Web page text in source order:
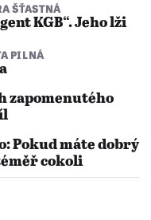
ŠŤASTNÁ
KGB“. Jeho lži
PILNÁ
zapomenutého
Pokud máte dobrý
cokoli